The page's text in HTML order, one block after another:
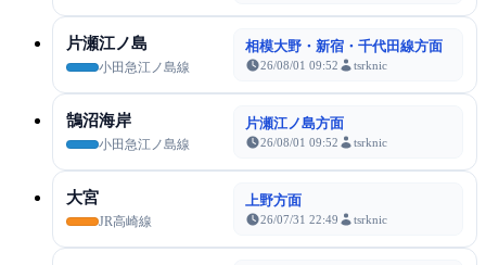
片瀬江ノ島
小田急江ノ島線
相模大野・新宿・千代田線方面
26/08/01 09:52 tsrknic
鵠沼海岸
小田急江ノ島線
片瀬江ノ島方面
26/08/01 09:52 tsrknic
大宮
JR高崎線
上野方面
26/07/31 22:49 tsrknic